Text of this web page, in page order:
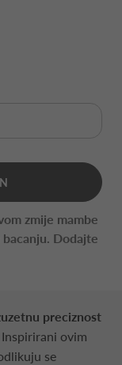
zmije mambe
Dodajte
preciznost
Inspirirani ovim
se